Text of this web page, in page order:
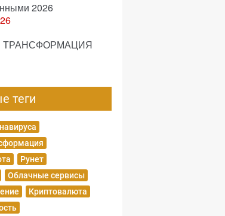
2026
ТРАНСФОРМАЦИЯ
теги
Рунет
Облачные сервисы
Криптовалюта